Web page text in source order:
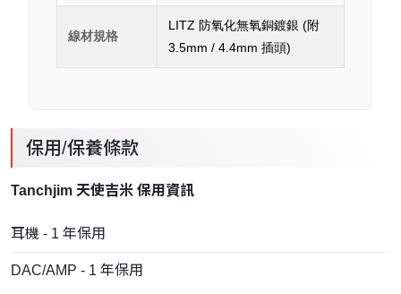
線材規格
LITZ 防氧化無氧銅鍍銀 (附
3.5mm / 4.4mm 插頭)
保用/保養條款
Tanchjim 天使吉米 保用資訊
耳機 - 1 年保用
DAC/AMP - 1 年保用